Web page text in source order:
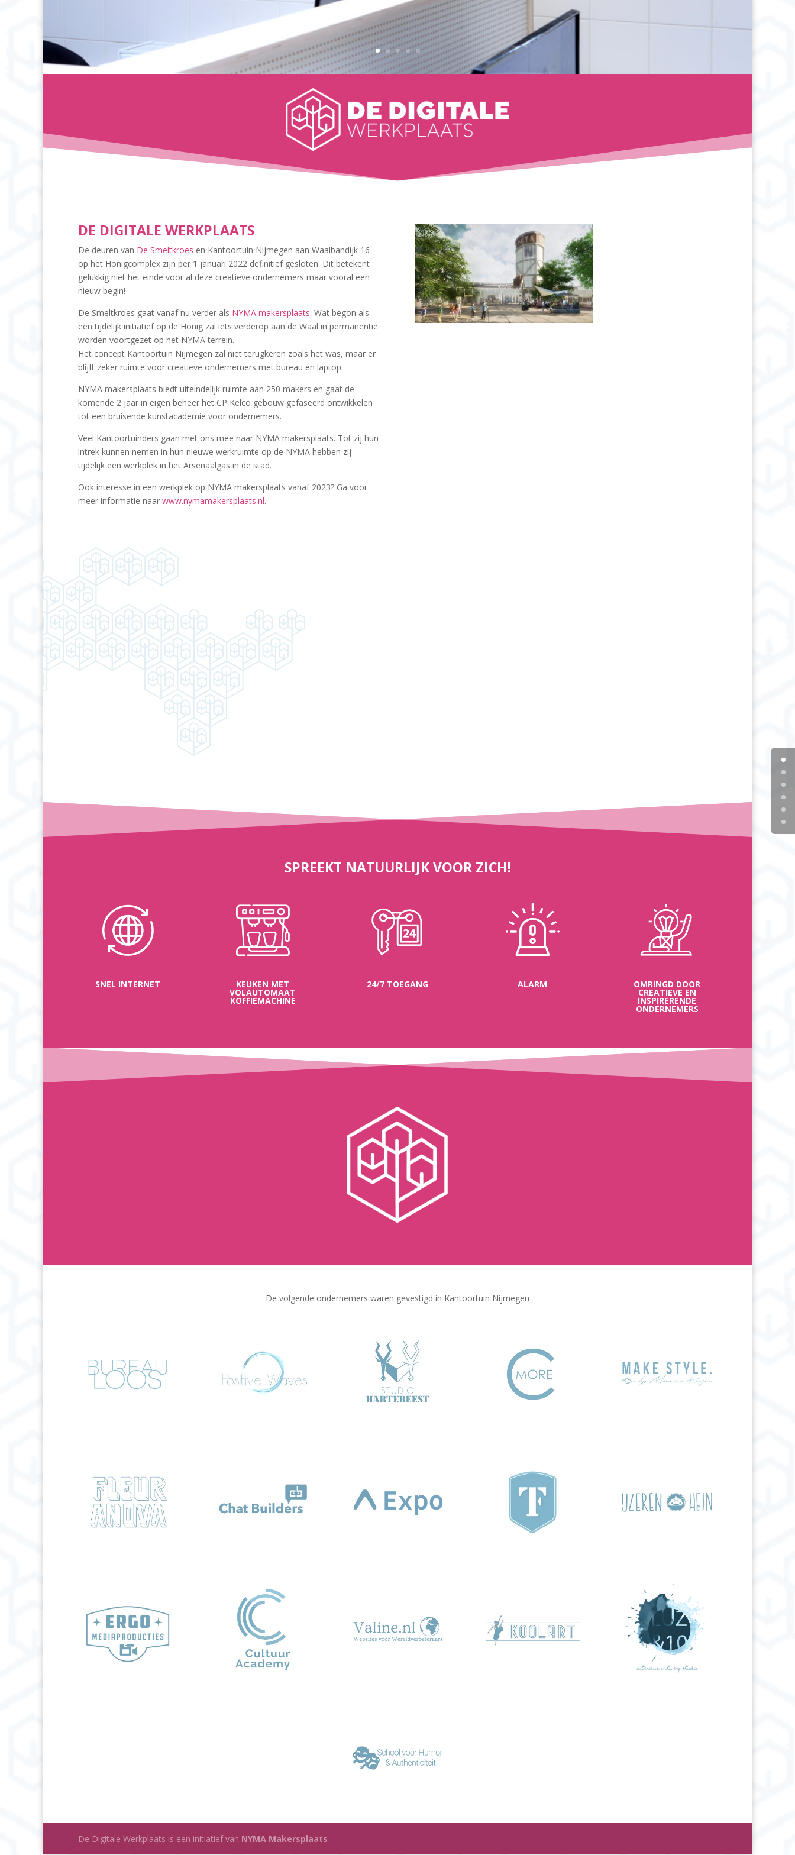
DE DIGITALE WERKPLAATS
De deuren van De Smeltkroes en Kantoortuin Nijmegen aan Waalbandijk 16
op het Honigcomplex zijn per 1 januari 2022 definitief gesloten. Dit betekent
gelukkig niet het einde voor al deze creatieve ondernemers maar vooral een
nieuw begin!
De Smeltkroes gaat vanaf nu verder als NYMA makersplaats. Wat begon als
een tijdelijk initiatief op de Honig zal iets verderop aan de Waal in permanentie
worden voortgezet op het NYMA terrein.
Het concept Kantoortuin Nijmegen zal niet terugkeren zoals het was, maar er
blijft zeker ruimte voor creatieve ondernemers met bureau en laptop.
NYMA makersplaats biedt uiteindelijk ruimte aan 250 makers en gaat de
komende 2 jaar in eigen beheer het CP Kelco gebouw gefaseerd ontwikkelen
tot een bruisende kunstacademie voor ondernemers.
Veel Kantoortuinders gaan met ons mee naar NYMA makersplaats. Tot zij hun
intrek kunnen nemen in hun nieuwe werkruimte op de NYMA hebben zij
tijdelijk een werkplek in het Arsenaalgas in de stad.
Ook interesse in een werkplek op NYMA makersplaats vanaf 2023? Ga voor
meer informatie naar www.nymamakersplaats.nl.
SPREEKT NATUURLIJK VOOR ZICH!
SNEL INTERNET KEUKEN MET
VOLAUTOMAAT
KOFFIEMACHINE
24/7 TOEGANG ALARM OMRINGD DOOR
CREATIEVE EN
INSPIRERENDE
ONDERNEMERS
De volgende ondernemers waren gevestigd in Kantoortuin Nijmegen
De Digitale Werkplaats is een initiatief van NYMA Makersplaats